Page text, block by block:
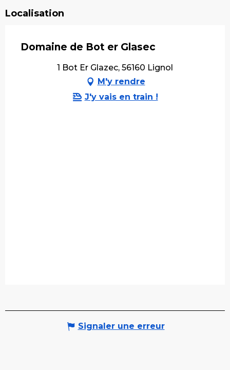
Localisation
Domaine de Bot er Glasec
1 Bot Er Glazec, 56160 Lignol
M'y rendre
J'y vais en train !
Signaler une erreur